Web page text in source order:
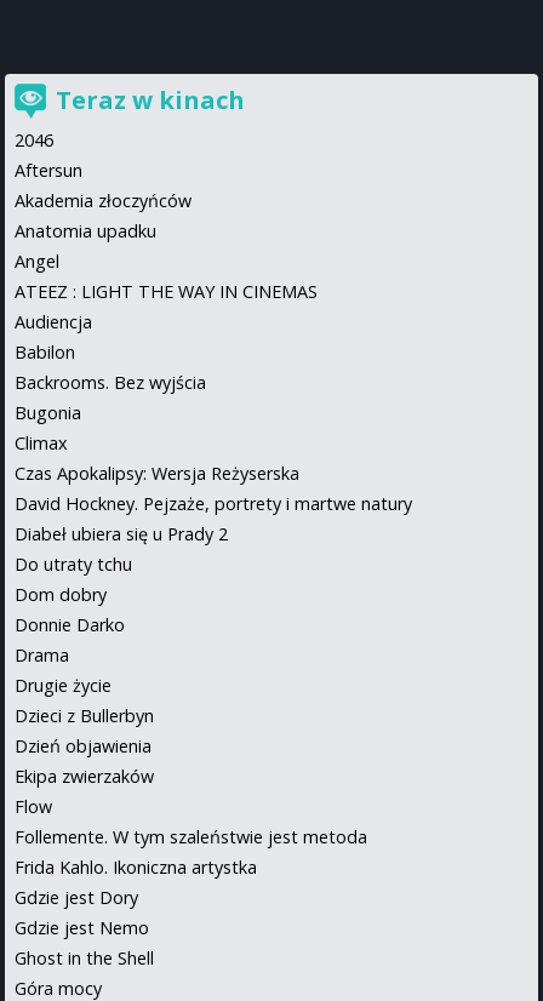
Teraz w kinach
2046
Aftersun
Akademia złoczyńców
Anatomia upadku
Angel
ATEEZ : LIGHT THE WAY IN CINEMAS
Audiencja
Babilon
Backrooms. Bez wyjścia
Bugonia
Climax
Czas Apokalipsy: Wersja Reżyserska
David Hockney. Pejzaże, portrety i martwe natury
Diabeł ubiera się u Prady 2
Do utraty tchu
Dom dobry
Donnie Darko
Drama
Drugie życie
Dzieci z Bullerbyn
Dzień objawienia
Ekipa zwierzaków
Flow
Follemente. W tym szaleństwie jest metoda
Frida Kahlo. Ikoniczna artystka
Gdzie jest Dory
Gdzie jest Nemo
Ghost in the Shell
Góra mocy